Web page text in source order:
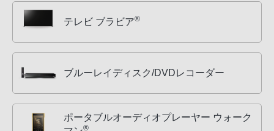
テレビ ブラビア®
ブルーレイディスク/DVDレコーダー
ポータブルオーディオプレーヤー ウォーク
®